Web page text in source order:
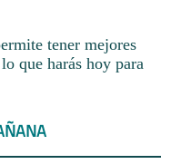
tener mejores
que harás hoy para